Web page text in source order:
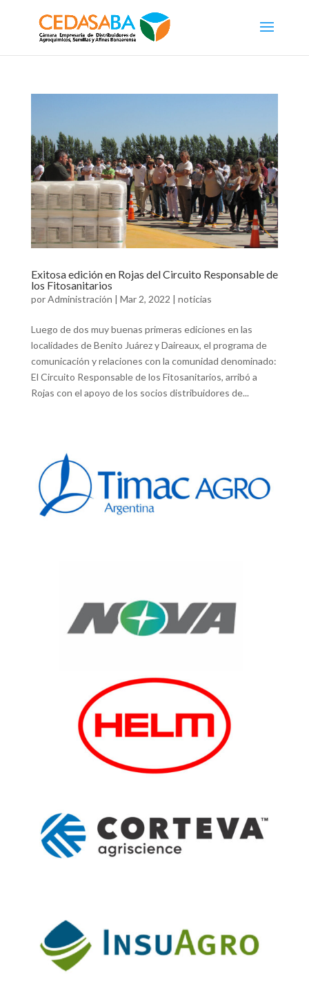
Exitosa edición en Rojas del Circuito Responsable de
los Fitosanitarios
porAdministración | Mar 2, 2022 | noticias
Luego de dos muy buenas primeras ediciones en las
localidades de Benito Juárez y Daireaux, el programa de
comunicación y relaciones con la comunidad denominado:
El Circuito Responsable de los Fitosanitarios, arribó a
Rojas con el apoyo de los socios distribuidores de...